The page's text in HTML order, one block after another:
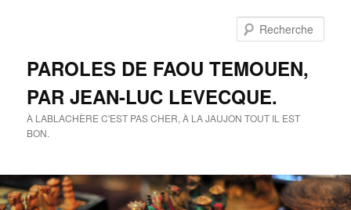
PAROLES DE FAOU TEMOUEN,
PAR JEAN-LUC LEVECQUE.
À LABLACHÈRE C'EST PAS CHER, À LA JAUJON TOUT IL EST
BON.